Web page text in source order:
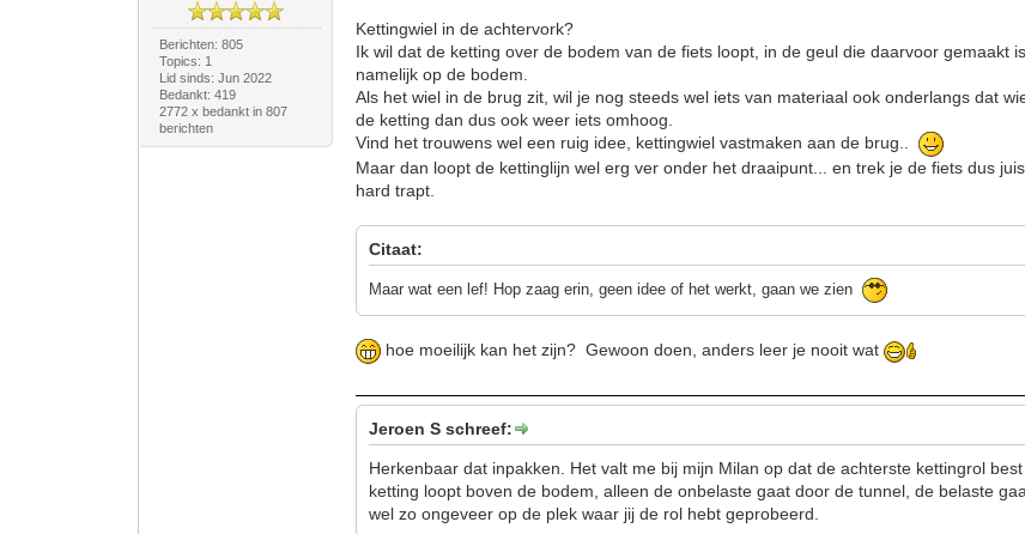
Berichten: 805
Topics: 1
Lid sinds: Jun 2022
Bedankt: 419
2772 x bedankt in 807
berichten
Kettingwiel in de achtervork?
Ik wil dat de ketting over de bodem van de fiets loopt, in de geul die daarvoor gemaakt
namelijk op de bodem.
Als het wiel in de brug zit, wil je nog steeds wel iets van materiaal ook onderlangs dat
de ketting dan dus ook weer iets omhoog.
Vind het trouwens wel een ruig idee, kettingwiel vastmaken aan de brug..
Maar dan loopt de kettinglijn wel erg ver onder het draaipunt... en trek je de fiets dus
hard trapt.
Citaat:
Maar wat een lef! Hop zaag erin, geen idee of het werkt, gaan we zien
hoe moeilijk kan het zijn? Gewoon doen, anders leer je nooit wat
Jeroen S schreef:
Herkenbaar dat inpakken. Het valt me bij mijn Milan op dat de achterste kettingrol
ketting loopt boven de bodem, alleen de onbelaste gaat door de tunnel, de belaste
wel zo ongeveer op de plek waar jij de rol hebt geprobeerd.